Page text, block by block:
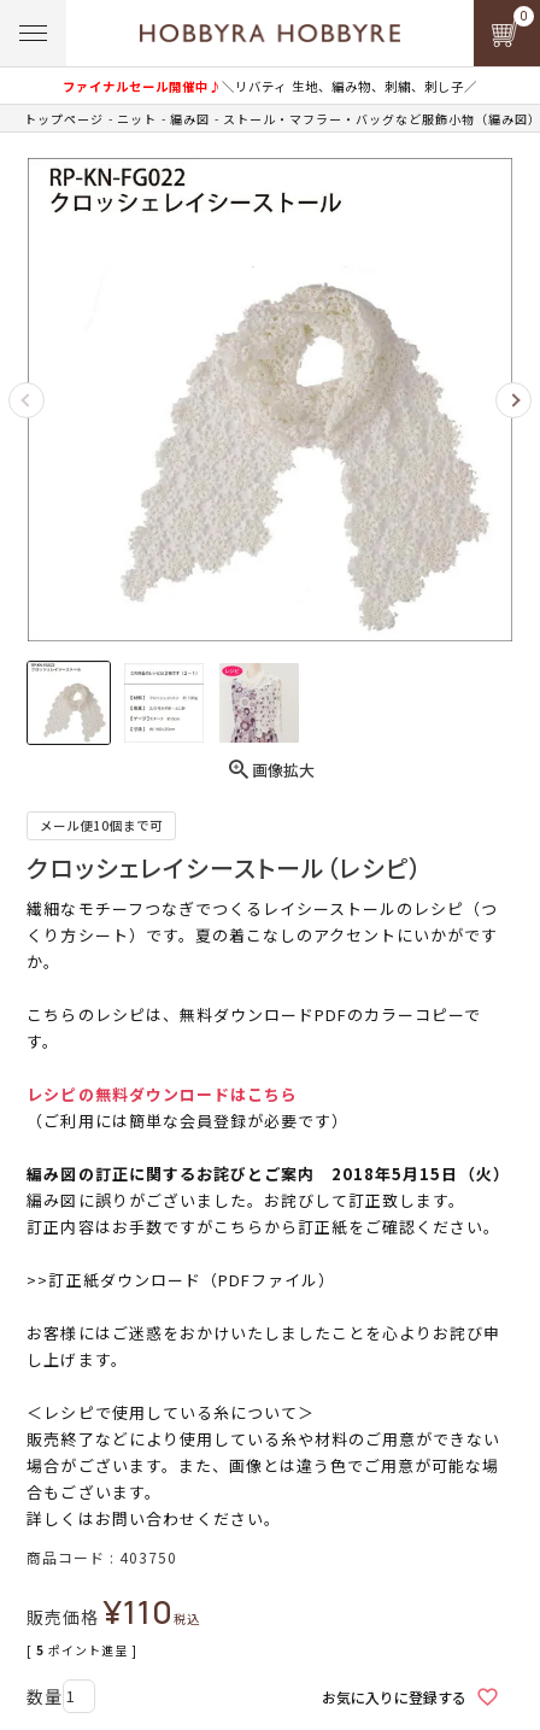
ファイナルセール開催中♪＼リバティ 生地、編み物、刺繍、刺し子／
0
トップページ ニット 編み図 ストール・マフラー・バッグなど服飾小物（編み図）
画像拡大
メール便10個まで可
クロッシェレイシーストール（レシピ）
繊細なモチーフつなぎでつくるレイシーストールのレシピ（つ
くり方シート）です。夏の着こなしのアクセントにいかがです
か。
こちらのレシピは、無料ダウンロードPDFのカラーコピーで
す。
レシピの無料ダウンロードはこちら
（ご利用には簡単な会員登録が必要です）
編み図の訂正に関するお詫びとご案内 2018年5月15日（火）
編み図に誤りがございました。お詫びして訂正致します。
訂正内容はお手数ですがこちらから訂正紙をご確認ください。
>>訂正紙ダウンロード（PDFファイル）
お客様にはご迷惑をおかけいたしましたことを心よりお詫び申
し上げます。
＜レシピで使用している糸について＞
販売終了などにより使用している糸や材料のご用意ができない
場合がございます。また、画像とは違う色でご用意が可能な場
合もございます。
詳しくはお問い合わせください。
商品コード 403750
販売価格 ¥110税込
[ 5 ポイント進呈 ]
お気に入りに登録する